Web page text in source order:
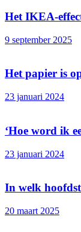
Het IKEA-
9 september 2025
Het papier is
23 januari 2024
‘Hoe word ik
23 januari 2024
In welk
20 maart 2025